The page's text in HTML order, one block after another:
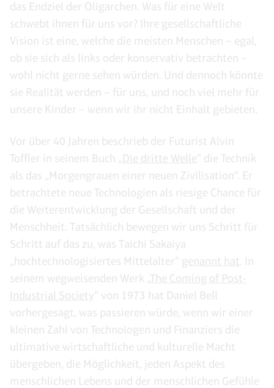
das Endziel der Oligarchen. Was für eine Welt
schwebt ihnen für uns vor? Ihre gesellschaftliche
Vision ist eine, welche die meisten Menschen – egal,
ob sie sich als links oder konservativ betrachten –
wohl nicht gerne sehen würden. Und dennoch könnte
sie Realität werden – für uns, und noch viel mehr für
unsere Kinder – wenn wir ihr nicht Einhalt gebieten.
Vor über 40 Jahren beschrieb der Futurist Alvin
Toffler in seinem Buch „Die dritte Welle“ die Technik
als das „Morgengrauen einer neuen Zivilisation“. Er
betrachtete neue Technologien als riesige Chance für
die Weiterentwicklung der Gesellschaft und der
Menschheit. Tatsächlich bewegen wir uns Schritt für
Schritt auf das zu, was Taichi Sakaiya
„hochtechnologisiertes Mittelalter“ genannt hat
. In
seinem wegweisenden Werk „The Coming of Post-
Industrial Society“ von 1973 hat Daniel Bell
vorhergesagt, was passieren würde, wenn wir einer
kleinen Zahl von Technologen und Finanziers die
ultimative wirtschaftliche und kulturelle Macht
übergeben, die Möglichkeit, jeden Aspekt des
menschlichen Lebens und der menschlichen Gefühle